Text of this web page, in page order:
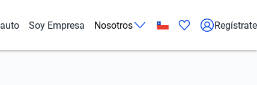
Soy Empresa Nosotros Regístrate